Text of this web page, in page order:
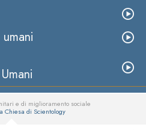
e di miglioramento sociale
Chiesa di Scientology